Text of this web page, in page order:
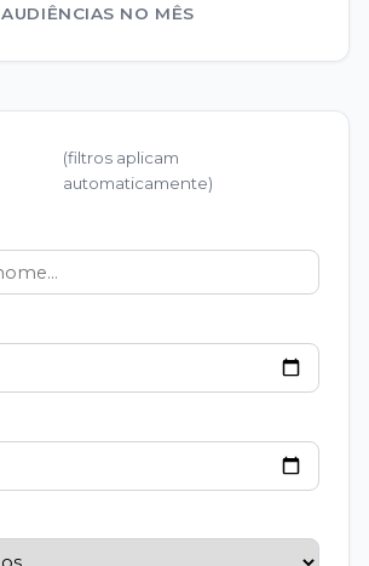
AUDIÊNCIAS NO MÊS
(filtros aplicam
automaticamente)